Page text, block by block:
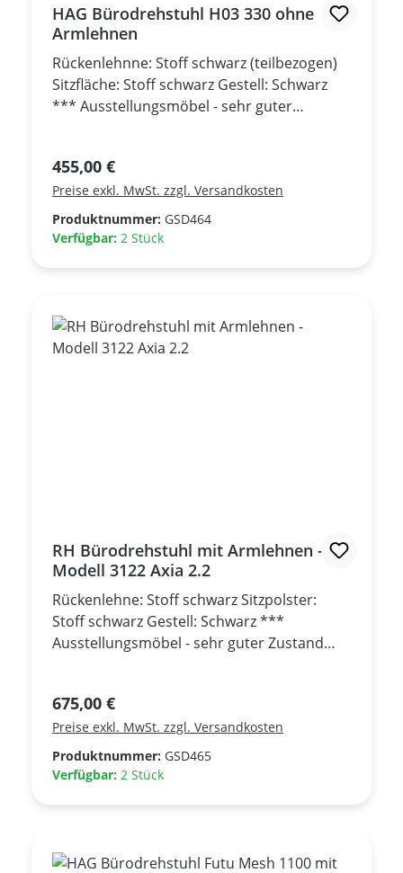
HAG Bürodrehstuhl H03 330 ohne
Armlehnen
Rückenlehnne: Stoff schwarz (teilbezogen)
Sitzfläche: Stoff schwarz Gestell: Schwarz
*** Ausstellungsmöbel - sehr guter
Regulärer Preis:
455,00 €
Preise exkl. MwSt. zzgl. Versandkosten
Produktnummer: GSD464
Verfügbar: 2 Stück
RH Bürodrehstuhl mit Armlehnen -
Modell 3122 Axia 2.2
Rückenlehne: Stoff schwarz Sitzpolster:
Stoff schwarz Gestell: Schwarz ***
Ausstellungsmöbel - sehr guter Zustand
Regulärer Preis:
675,00 €
Preise exkl. MwSt. zzgl. Versandkosten
Produktnummer: GSD465
Verfügbar: 2 Stück